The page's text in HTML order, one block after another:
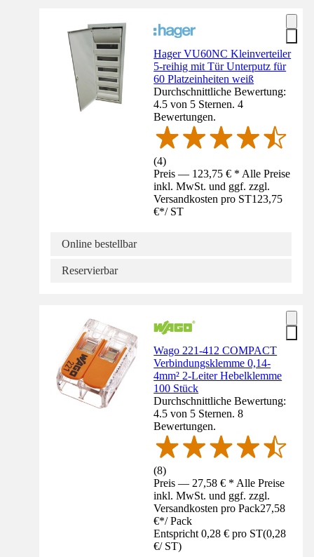
Hager VU60NC Kleinverteiler
5-reihig mit Tür Unterputz für
60 Platzeinheiten weiß
Durchschnittliche Bewertung:
4.5 von 5 Sternen. 4
Bewertungen.
(4)
Preis — 123,75 € * Alle Preise
inkl. MwSt. und ggf. zzgl.
Versandkosten pro ST123,75
€*/ ST
Online bestellbar
Reservierbar
Wago 221-412 COMPACT
Verbindungsklemme 0,14-
4mm² 2-Leiter Hebelklemme
100 Stück
Durchschnittliche Bewertung:
4.5 von 5 Sternen. 8
Bewertungen.
(8)
Preis — 27,58 € * Alle Preise
inkl. MwSt. und ggf. zzgl.
Versandkosten pro Pack27,58
€*/ Pack
Entspricht 0,28 € pro ST(0,28
€/ ST)